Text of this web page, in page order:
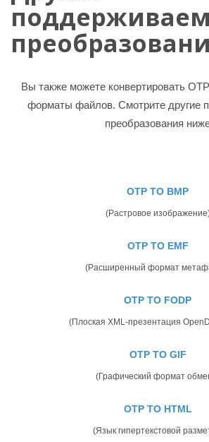
Вы также можете конвертировать
форматы файлов. Смотрите другие
преобразования
OTP TO BMP
(Растровое
OTP TO EMF
(Расширенный формат
OTP TO FODP
(Плоская XML-презентация
OTP TO GIF
(Графический формат
OTP TO HTML
(Язык гипертекстовой